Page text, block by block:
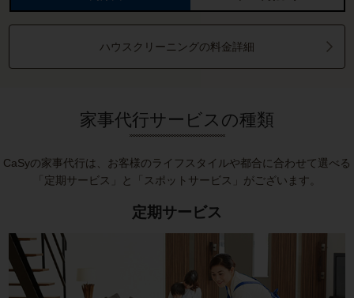
ハウスクリーニングの料金詳細
家事代行サービスの種類
CaSyの家事代行は、お客様のライフスタイルや都合に合わせて選べる
「定期サービス」と「スポットサービス」がございます。
定期サービス